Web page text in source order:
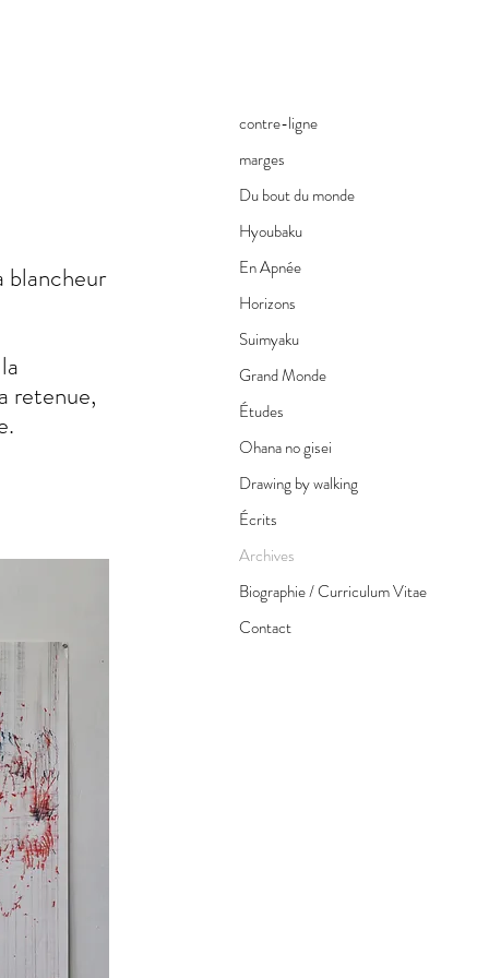
contre-ligne
marges
Du bout du monde
Hyoubaku
En Apnée
Horizons
Suimyaku
Grand Monde
Études
Ohana no gisei
Drawing by walking
Écrits
Archives
Biographie / Curriculum Vitae
Contact
blancheur
retenue,